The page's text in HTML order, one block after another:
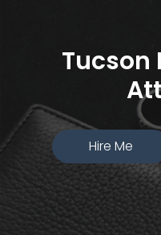
Tucson
Hire Me